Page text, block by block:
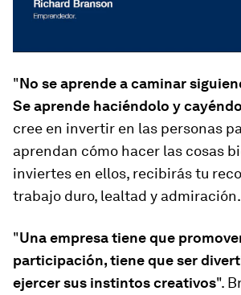
"No se aprende a caminar
Se aprende haciéndolo y
cree en invertir en las personas
aprendan cómo hacer las cosas
inviertes en ellos, recibirás tu
trabajo duro, lealtad y admiración.
"Una empresa tiene que
participación, tiene que ser
ejercer sus instintos creativos".